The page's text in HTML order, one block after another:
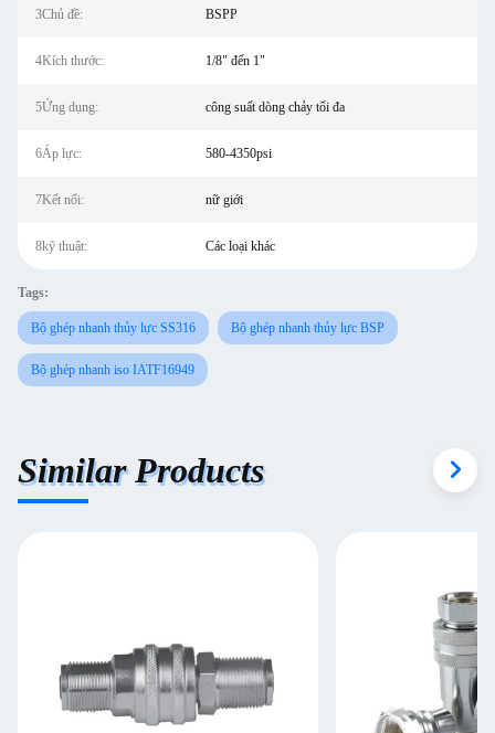
3Chủ đề: BSPP
4Kích thước: 1/8" đến 1"
5Ứng dụng: công suất dòng chảy tối đa
6Áp lực: 580-4350psi
7Kết nối: nữ giới
8kỹ thuật: Các loại khác
Tags:
Bộ ghép nhanh thủy lực SS316 Bộ ghép nhanh thủy lực BSP
Bộ ghép nhanh iso IATF16949
Similar Products